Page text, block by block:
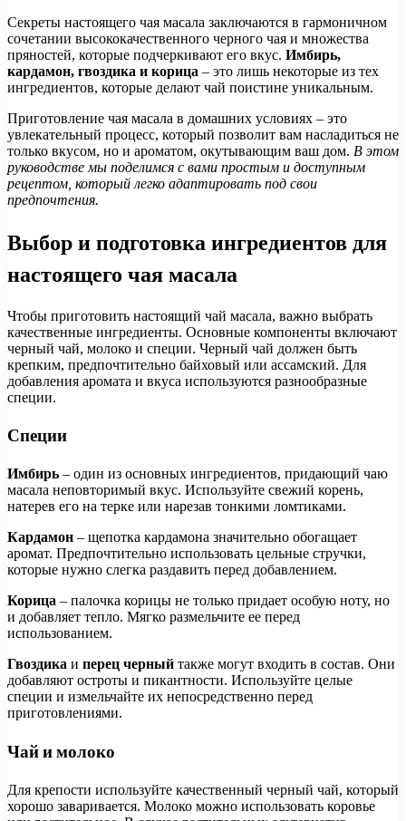
Секреты настоящего чая масала заключаются в гармоничном
сочетании высококачественного черного чая и множества
пряностей, которые подчеркивают его вкус. Имбирь,
кардамон, гвоздика и корица – это лишь некоторые из тех
ингредиентов, которые делают чай поистине уникальным.
Приготовление чая масала в домашних условиях – это
увлекательный процесс, который позволит вам насладиться не
только вкусом, но и ароматом, окутывающим ваш дом. В этом
руководстве мы поделимся с вами простым и доступным
рецептом, который легко адаптировать под свои
предпочтения.
Выбор и подготовка ингредиентов для
настоящего чая масала
Чтобы приготовить настоящий чай масала, важно выбрать
качественные ингредиенты. Основные компоненты включают
черный чай, молоко и специи. Черный чай должен быть
крепким, предпочтительно байховый или ассамский. Для
добавления аромата и вкуса используются разнообразные
специи.
Специи
Имбирь – один из основных ингредиентов, придающий чаю
масала неповторимый вкус. Используйте свежий корень,
натерев его на терке или нарезав тонкими ломтиками.
Кардамон – щепотка кардамона значительно обогащает
аромат. Предпочтительно использовать цельные стручки,
которые нужно слегка раздавить перед добавлением.
Корица – палочка корицы не только придает особую ноту, но
и добавляет тепло. Мягко размельчите ее перед
использованием.
Гвоздика и перец черный также могут входить в состав. Они
добавляют остроты и пикантности. Используйте целые
специи и измельчайте их непосредственно перед
приготовлениями.
Чай и молоко
Для крепости используйте качественный черный чай, который
хорошо заваривается. Молоко можно использовать коровье